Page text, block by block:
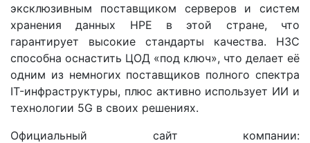
эксклюзивным поставщиком серверов и систем
хранения данных HPE в этой стране, что
гарантирует высокие стандарты качества. H3C
способна оснастить ЦОД «под ключ», что делает её
одним из немногих поставщиков полного спектра
IT-инфраструктуры, плюс активно использует ИИ и
технологии 5G в своих решениях.
Официальный сайт компании: